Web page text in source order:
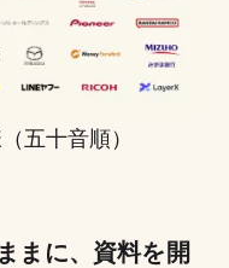
五十音順）
まに、資料を開